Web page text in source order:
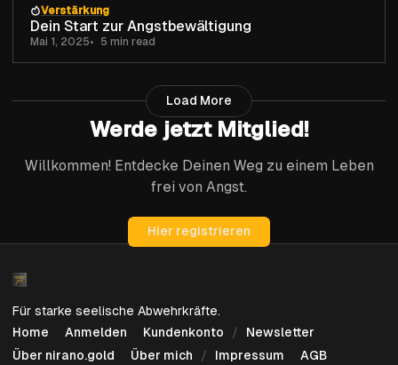
Verstärkung
Dein Start zur Angstbewältigung
Mai 1, 2025 5 min read
Load More
Werde jetzt Mitglied!
Willkommen! Entdecke Deinen Weg zu einem Leben
frei von Angst.
Hier registrieren
Für starke seelische Abwehrkräfte.
Home
Anmelden Kundenkonto
Newsletter
Über nirano.gold
Über mich Impressum AGB